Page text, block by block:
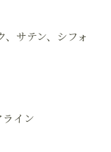
サテン、シフォ
イン